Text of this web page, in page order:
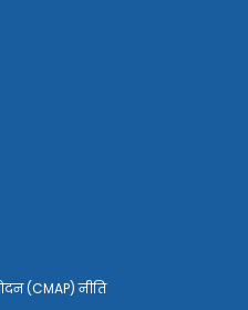
(CMAP) नीति